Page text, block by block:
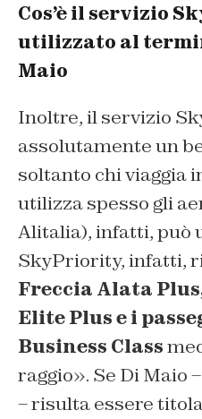
Cos’è il servizio
utilizzato al
Maio
Inoltre, il servizio
assolutamente un
soltanto chi viaggia
utilizza spesso gli
Alitalia), infatti, può
SkyPriority, infatti,
Freccia Alata
Elite Plus e i
Business Class
raggio». Se Di Maio
– risulta essere